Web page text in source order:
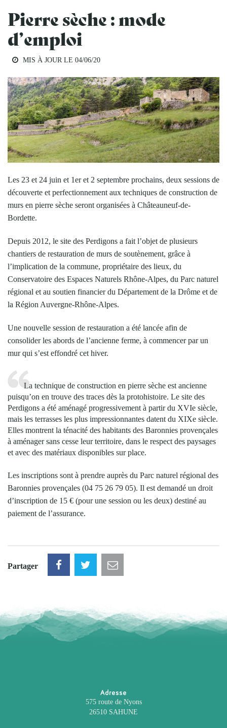
Pierre sèche : mode
d’emploi
MIS À JOUR LE 04/06/20
Les 23 et 24 juin et 1er et 2 septembre prochains, deux sessions de
découverte et perfectionnement aux techniques de construction de
murs en pierre sèche seront organisées à Châteauneuf-de-
Bordette.
Depuis 2012, le site des Perdigons a fait l’objet de plusieurs
chantiers de restauration de murs de soutènement, grâce à
l’implication de la commune, propriétaire des lieux, du
Conservatoire des Espaces Naturels Rhône-Alpes, du Parc naturel
régional et au soutien financier du Département de la Drôme et de
la Région Auvergne-Rhône-Alpes.
Une nouvelle session de restauration a été lancée afin de
consolider les abords de l’ancienne ferme, à commencer par un
mur qui s’est effondré cet hiver.
La technique de construction en pierre sèche est ancienne
puisqu’on en trouve des traces dès la protohistoire. Le site des
Perdigons a été aménagé progressivement à partir du XVIe siècle,
mais les terrasses les plus impressionnantes datent du XIXe siècle.
Elles montrent la ténacité des habitants des Baronnies provençales
à aménager sans cesse leur territoire, dans le respect des paysages
et avec des matériaux disponibles sur place.
Les inscriptions sont à prendre auprès du Parc naturel régional des
Baronnies provençales (04 75 26 79 05). Il est demandé un droit
d’inscription de 15 € (pour une session ou les deux) destiné au
paiement de l’assurance.
Partager
Adresse
575 route de Nyons
26510 SAHUNE